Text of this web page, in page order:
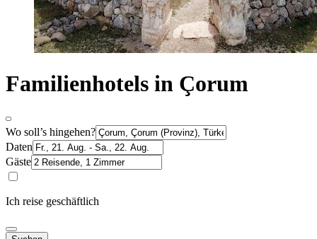
Familienhotels in Çorum
Wo soll’s hingehen?
Daten
Gäste
Ich reise geschäftlich